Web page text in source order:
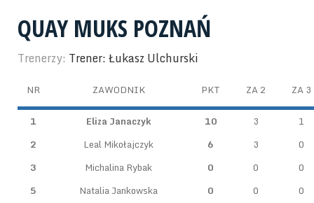
QUAY MUKS POZNAŃ
Trenerzy: Trener: Łukasz Ulchurski
NR ZAWODNIK PKT ZA 2 ZA 3
1 Eliza Janaczyk 10 3
1
2
Leal Mikołajczyk 6 3
0
3
Michalina Rybak 0 0
0
5
Natalia Jankowska 0 0
0